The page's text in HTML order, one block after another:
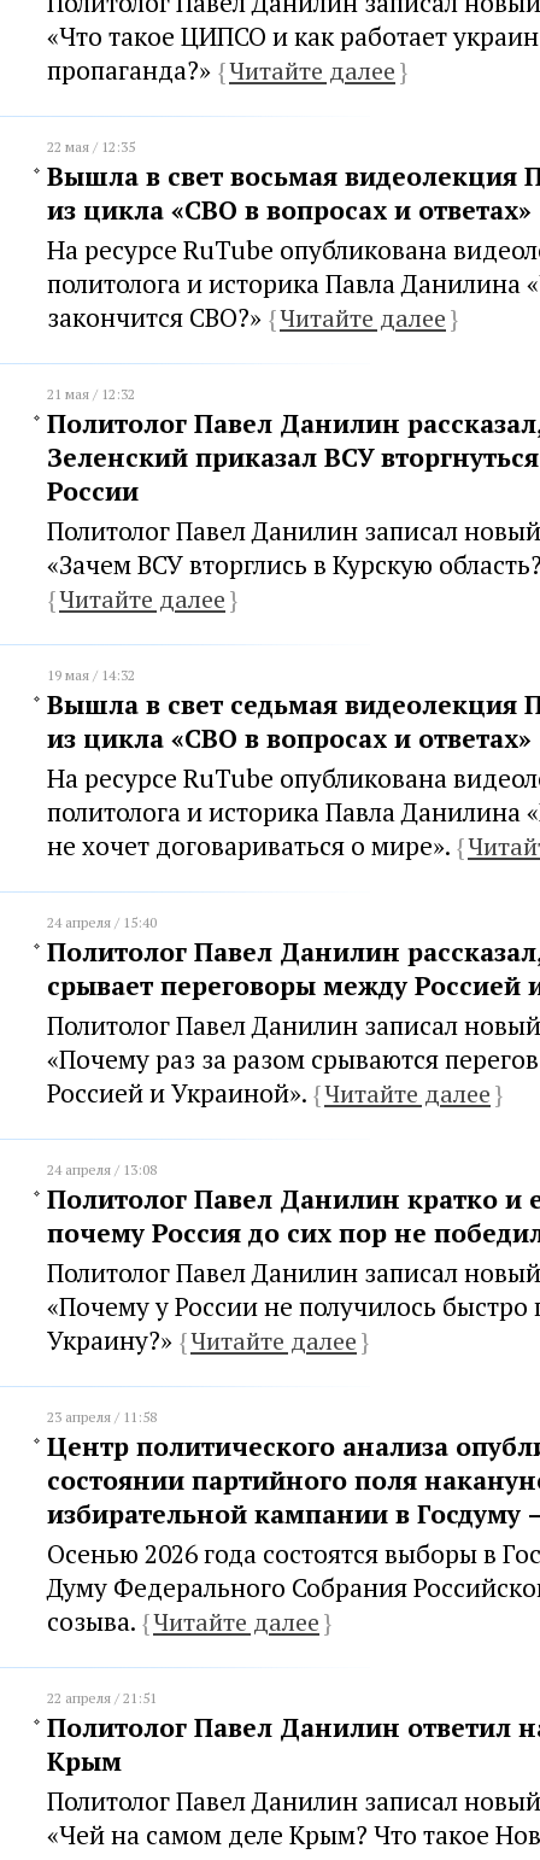
«Что такое ЦИПСО и как работает
пропаганда?» {Читайте далее}
22 мая / 12:35
Вышла в свет восьмая видеолекция
из цикла «СВО в вопросах и ответах»
На ресурсе RuTube опубликована
политолога и историка Павла Данилина
закончится СВО?» {Читайте далее}
21 мая / 12:32
Политолог Павел Данилин
Зеленский приказал ВСУ
России
Политолог Павел Данилин записал
«Зачем ВСУ вторглись в Курскую
{Читайте далее}
19 мая / 14:32
Вышла в свет седьмая видеолекция
из цикла «СВО в вопросах и ответах»
На ресурсе RuTube опубликована
политолога и историка Павла Данилина
не хочет договариваться о мире». {
24 апреля / 15:40
Политолог Павел Данилин
срывает переговоры между Россией
Политолог Павел Данилин записал
«Почему раз за разом срываются
Россией и Украиной». {Читайте далее}
24 апреля / 13:08
Политолог Павел Данилин кратко и
почему Россия до сих пор не
Политолог Павел Данилин записал
«Почему у России не получилось быстро
Украину?» {Читайте далее}
23 апреля / 11:58
Центр политического анализа
состоянии партийного поля
избирательной кампании в Госдуму
Осенью 2026 года состоятся выборы в
Думу Федерального Собрания
созыва. {Читайте далее}
22 апреля / 21:51
Политолог Павел Данилин ответил
Крым
Политолог Павел Данилин записал
«Чей на самом деле Крым? Что такое